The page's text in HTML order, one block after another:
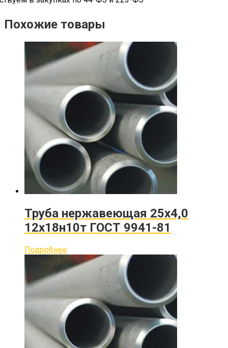
Похожие товары
Труба нержавеющая 25х4,0
12х18н10т ГОСТ 9941-81
Подробнее